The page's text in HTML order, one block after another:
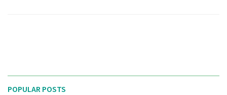
POPULAR POSTS